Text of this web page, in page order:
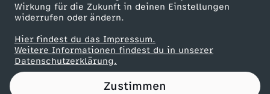
Wirkung für die Zukunft in deinen Einstellungen
widerrufen oder ändern.
Hier findest du das Impressum.
Weitere Informationen findest du in unserer
Datenschutzerklärung.
Zustimmen
i
o
n
Partner